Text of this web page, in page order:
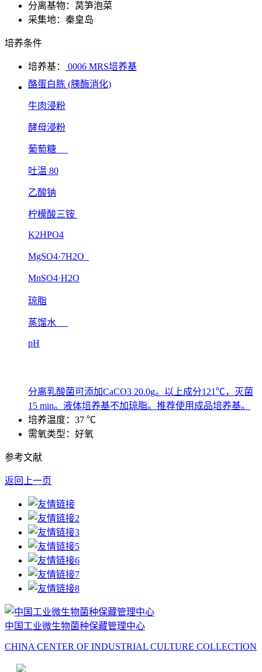
分离基物：莴笋泡菜
采集地：秦皇岛
培养条件
培养基：
0006 MRS培养基
酪蛋白胨 (胰酶消化)
牛肉浸粉
酵母浸粉
葡萄糖
吐温 80
乙酸钠
柠檬酸三铵
K2HPO4
MgSO4·7H2O
MnSO4·H2O
琼脂
蒸馏水
pH
分离乳酸菌可添加CaCO3 20.0g。以上成分121℃，灭菌
15 min。液体培养基不加琼脂。推荐使用成品培养基。
培养温度：37 ℃
需氧类型：好氧
参考文献
返回上一页
中国工业微生物菌种保藏管理中心
CHINA CENTER OF INDUSTRIAL CULTURE COLLECTION